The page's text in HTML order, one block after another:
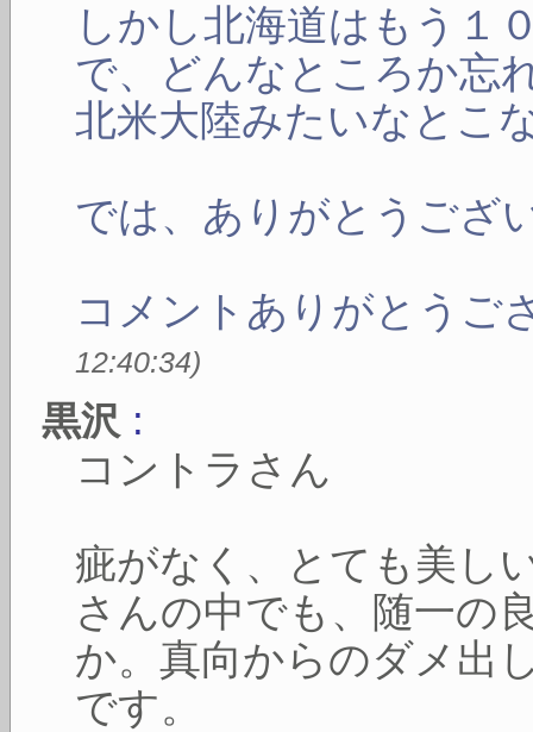
しかし北海道はもう１
で、どんなところか忘
北米大陸みたいなとこ
では、ありがとうござ
コメントありがとう
12:40:34)
黒沢 :
コントラさん
疵がなく、とても美し
さんの中でも、随一の
か。真向からのダメ出
です。